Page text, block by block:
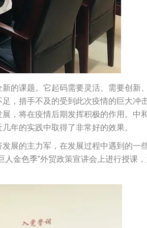
的课题。它起码需要灵活、需要创新
，措手不及的受到此次疫情的巨大冲
，将在疫情后期发挥积极的作用。中
年的实践中取得了非常好的效果。
展的主力军，在发展过程中遇到的一
金色季”外贸政策宣讲会上进行授课